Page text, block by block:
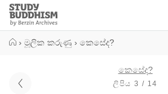
Close
Study
Buddhism
› මූලික කරුණු › කෙසේද?
කෙසේද?
ලිපිය 3 / 14